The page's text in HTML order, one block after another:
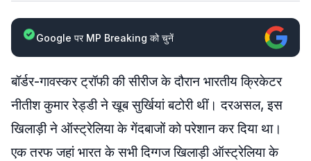
Google पर MP Breaking को चुनें
बॉर्डर-गावस्कर ट्रॉफी की सीरीज के दौरान भारतीय क्रिकेटर
नीतीश कुमार रेड्डी ने खूब सुर्खियां बटोरी थीं। दरअसल, इस
खिलाड़ी ने ऑस्ट्रेलिया के गेंदबाजों को परेशान कर दिया था।
एक तरफ जहां भारत के सभी दिग्गज खिलाड़ी ऑस्ट्रेलिया के